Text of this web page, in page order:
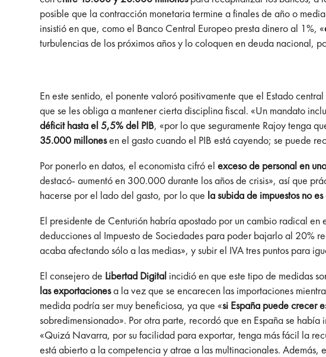
posible que la contracción monetaria termine a finales de año o
insistió en que, como el Banco Central Europeo presta dinero al 1%, «
turbulencias de los próximos años y lo coloquen en deuda nacional,
En este sentido, el ponente valoró positivamente que el Estado
que se les obliga a mantener cierta disciplina fiscal. «Un mandato
déficit hasta el 5,5% del PIB, «por lo que seguramente Rajoy tenga
35.000 millonesen el gasto cuando el PIB está cayendo; se puede
Por ponerlo en datos, el economista cifró elexceso de personal en
destacó- aumentó en 300.000 durante los años de crisis», así que
hacerse por el lado del gasto, por lo que la subida de impuestos no
El presidente de Centurión habría apostado por un cambio radical
deducciones al Impuesto de Sociedades para poder bajarlo al 20%
acaba afectando sólo a las medias», y subir el IVA tres puntos para
El consejero de Libertad Digital incidió en que este tipo de medidas
las exportacionesa la vez que se encarecen las importaciones
medida podría ser muy beneficiosa, ya que «si España puede crecer
sobredimensionado». Por otra parte, recordó que en España se
«Quizá Navarra, por su facilidad para exportar, tenga más fácil la
está abierto a la competencia y atrae a las multinacionales. Además,